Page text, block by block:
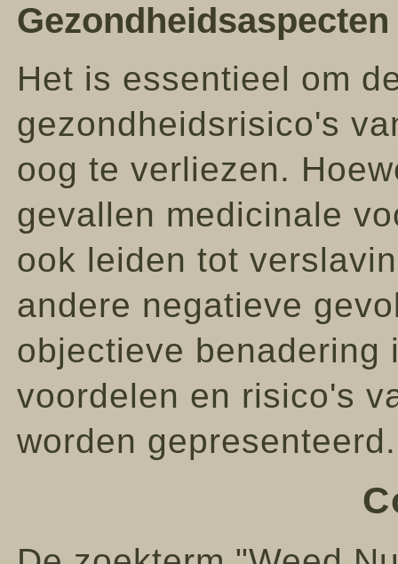
Het is essentieel om
gezondheidsrisico's
oog te verliezen.
gevallen medicinale
ook leiden tot
andere negatieve
objectieve benadering
voordelen en risico's
worden gepresenteerd.